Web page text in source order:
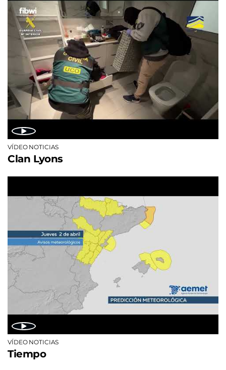
VÍDEO NOTICIAS
Clan Lyons
VÍDEO NOTICIAS
Tiempo